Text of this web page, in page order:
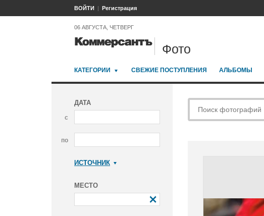
ВОЙТИ Регистрация
06 АВГУСТА, ЧЕТВЕРГ
Фото
КАТЕГОРИИ СВЕЖИЕ ПОСТУПЛЕНИЯ АЛЬБОМЫ
ДАТА
с
по
ИСТОЧНИК
МЕСТО